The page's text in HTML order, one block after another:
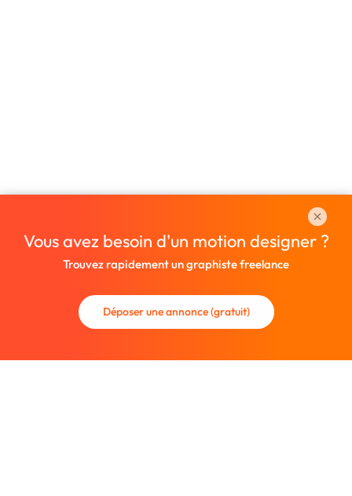
Vous avez besoin d'un motion designer ?
Trouvez rapidement un graphiste freelance
Déposer une annonce (gratuit)